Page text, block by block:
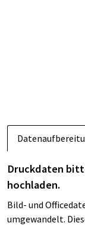
Druckdaten
hochladen.
Bild- und
umgewandelt.